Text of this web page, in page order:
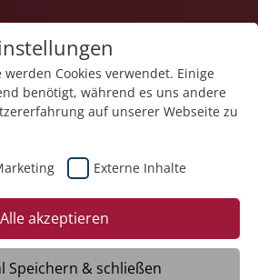
Karriere
Cookies verwendet. Einige
benötigt, während es uns andere
auf unserer Webseite zu
Externe Inhalte
Alle akzeptieren
Speichern & schließen